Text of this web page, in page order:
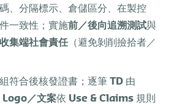
、分隔標示、倉儲區分、在製控
一致性；實施前／後向追溯測試與
收集端社會責任 （避免剝削撿拾者／
組符合後核發證書；逐筆 TD 由
Logo／文案依 Use & Claims 規則